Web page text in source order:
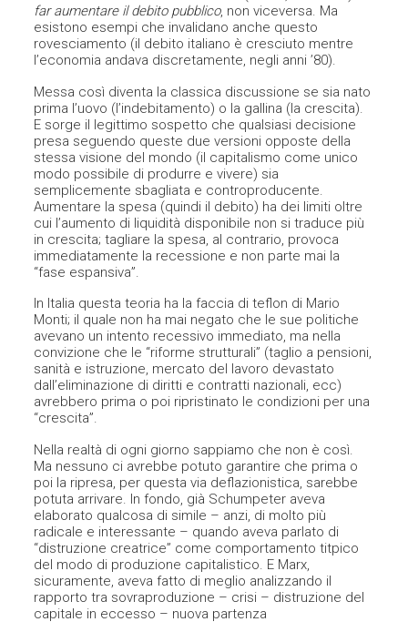
far aumentare il debito pubblico, non viceversa. Ma
esistono esempi che invalidano anche questo
rovesciamento (il debito italiano è cresciuto mentre
l’economia andava discretamente, negli anni ’80).
Messa così diventa la classica discussione se sia nato
prima l’uovo (l’indebitamento) o la gallina (la crescita).
E sorge il legittimo sospetto che qualsiasi decisione
presa seguendo queste due versioni opposte della
stessa visione del mondo (il capitalismo come unico
modo possibile di produrre e vivere) sia
semplicemente sbagliata e controproducente.
Aumentare la spesa (quindi il debito) ha dei limiti oltre
cui l’aumento di liquidità disponibile non si traduce più
in crescita; tagliare la spesa, al contrario, provoca
immediatamente la recessione e non parte mai la
“fase espansiva”.
In Italia questa teoria ha la faccia di teflon di Mario
Monti; il quale non ha mai negato che le sue politiche
avevano un intento recessivo immediato, ma nella
convizione che le “riforme strutturali” (taglio a pensioni,
sanità e istruzione, mercato del lavoro devastato
dall’eliminazione di diritti e contratti nazionali, ecc)
avrebbero prima o poi ripristinato le condizioni per una
“crescita”.
Nella realtà di ogni giorno sappiamo che non è così.
Ma nessuno ci avrebbe potuto garantire che prima o
poi la ripresa, per questa via deflazionistica, sarebbe
potuta arrivare. In fondo, già Schumpeter aveva
elaborato qualcosa di simile – anzi, di molto più
radicale e interessante – quando aveva parlato di
“distruzione creatrice” come comportamento titpico
del modo di produzione capitalistico. E Marx,
sicuramente, aveva fatto di meglio analizzando il
rapporto tra sovraproduzione – crisi – distruzione del
capitale in eccesso – nuova partenza